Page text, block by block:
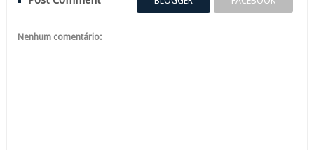
Nenhum comentário: